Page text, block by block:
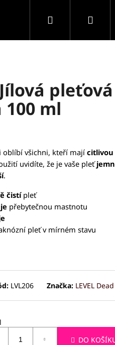
VELKOOBCHOD
Hledat
Jílová pleťová
ml
oblíbí všichni, kteří mají
uvidíte, že je vaše pleť
.
čistípleť
přebytečnou mastnotu
pleť v mírném stavu
LVL206 Značka: LEVEL
DO